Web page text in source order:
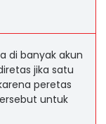
di banyak akun
jika satu
peretas
untuk